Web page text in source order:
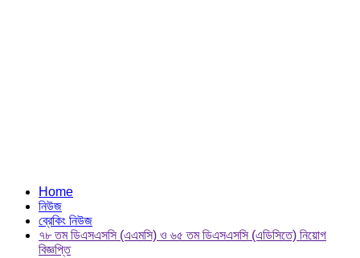
Home
নিউজ
ব্রেকিং নিউজ
৭৮ তম ডিএসএসসি (এএমসি) ও ৬৫ তম ডিএসএসসি (এডিসিতে) নিয়োগ
বিজ্ঞপ্তি